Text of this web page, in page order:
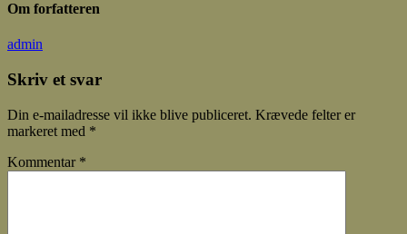
Om forfatteren
admin
Skriv et svar
Din e-mailadresse vil ikke blive publiceret. Krævede felter er
markeret med *
Kommentar *